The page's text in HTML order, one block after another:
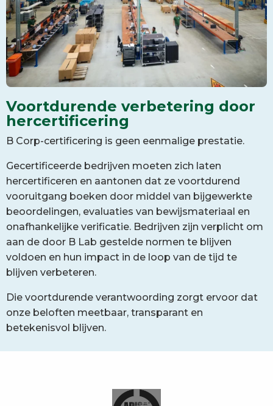
Voortdurende verbetering door
hercertificering
B Corp-certificering is geen eenmalige prestatie.
Gecertificeerde bedrijven moeten zich laten
hercertificeren en aantonen dat ze voortdurend
vooruitgang boeken door middel van bijgewerkte
beoordelingen, evaluaties van bewijsmateriaal en
onafhankelijke verificatie. Bedrijven zijn verplicht om
aan de door B Lab gestelde normen te blijven
voldoen en hun impact in de loop van de tijd te
blijven verbeteren.
Die voortdurende verantwoording zorgt ervoor dat
onze beloften meetbaar, transparant en
betekenisvol blijven.